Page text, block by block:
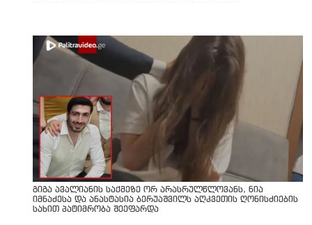
გიგა ავალიანის საქმეზე ორ არასრულწლოვანს, ნია
იმნაძესა და ანასტასია ბერუაშვილს აღკვეთის ღონისძიების
სახით პატიმრობა შეეფარდა